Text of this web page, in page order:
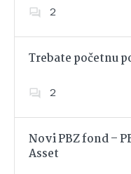
2
Trebate početnu
2
Novi PBZ fond –
Asset